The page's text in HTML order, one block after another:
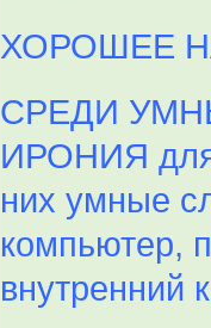
ХОРОШЕЕ
СРЕДИ
ИРОНИЯ для
них умные
компьютер,
внутренний